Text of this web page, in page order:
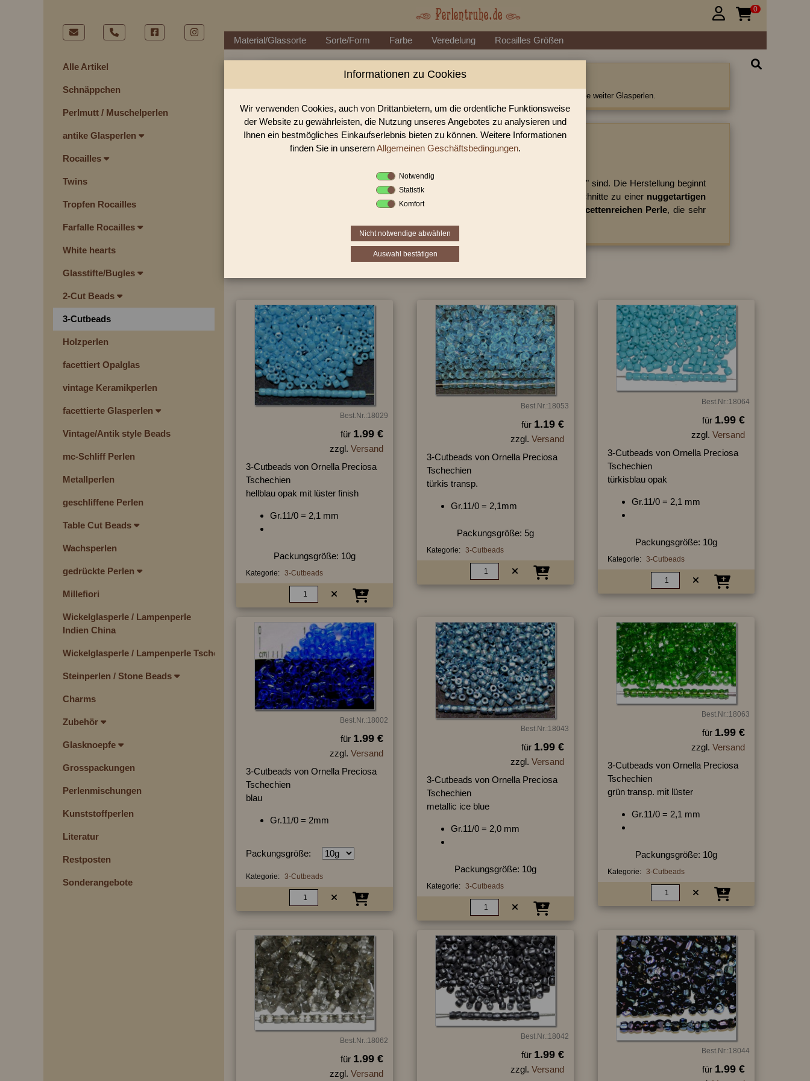
Alle Artikel
Schnäppchen
Perlmutt / Muschelperlen
antike Glasperlen
Rocailles
Twins
Tropfen Rocailles
Farfalle Rocailles
White hearts
Glasstifte/Bugles
2-Cut Beads
3-Cutbeads
Holzperlen
facettiert Opalglas
vintage Keramikperlen
facettierte Glasperlen
Vintage/Antik style Beads
mc-Schliff Perlen
Metallperlen
geschliffene Perlen
Table Cut Beads
Wachsperlen
gedrückte Perlen
Millefiori
Wickelglasperle / Lampenperle
Indien China
Wickelglasperle / Lampenperle Tschechien
Steinperlen / Stone Beads
Charms
Zubehör
Glasknoepfe
Grosspackungen
Perlenmischungen
Kunststoffperlen
Literatur
Restposten
Sonderangebote
 0
Material/Glassorte Sorte/Form Farbe Veredelung Rocailles Größen
Perlen Shop für 3-Cutbeads Perlen
In unserem Perlen Shop finden sie zahlreich 3-Cutbeads Perlen und viele weiter Glasperlen.
Sie befinden sich in folgender Kategorie:
3-Cutbeads
Perlenmit drei Schnitten
" sind. Die Herstellung beginnt
runden Perle. Diese wird eher zufällige Maschinenschnitte zu einer nuggetartigen
verarbeitet. Diese Art der Herstellung macht diese facettenreichen Perle, die sehr
Schmuckstücke entstehen.
Best.Nr.:18029
für 1.99 €
zzgl. Versand
3-Cutbeads von Ornella Preciosa
Tschechien
hellblau opak mit lüster finish
Gr.11/0 = 2,1 mm
Packungsgröße: 10g
Kategorie: 3-Cutbeads
Best.Nr.:18053
für 1.19 €
zzgl. Versand
3-Cutbeads von Ornella Preciosa
Tschechien
türkis transp.
Gr.11/0 = 2,1mm
Packungsgröße: 5g
Kategorie: 3-Cutbeads
Best.Nr.:18064
für 1.99 €
zzgl. Versand
3-Cutbeads von Ornella Preciosa
Tschechien
türkisblau opak
Gr.11/0 = 2,1 mm
Packungsgröße: 10g
Kategorie: 3-Cutbeads
Best.Nr.:18002
für 1.99 €
zzgl. Versand
3-Cutbeads von Ornella Preciosa
Tschechien
blau
Gr.11/0 = 2mm
Packungsgröße:
Kategorie: 3-Cutbeads
Best.Nr.:18043
für 1.99 €
zzgl. Versand
3-Cutbeads von Ornella Preciosa
Tschechien
metallic ice blue
Gr.11/0 = 2,0 mm
Packungsgröße: 10g
Kategorie: 3-Cutbeads
Best.Nr.:18063
für 1.99 €
zzgl. Versand
3-Cutbeads von Ornella Preciosa
Tschechien
grün transp. mit lüster
Gr.11/0 = 2,1 mm
Packungsgröße: 10g
Kategorie: 3-Cutbeads
Best.Nr.:18062
für 1.99 €
zzgl. Versand
Best.Nr.:18042
für 1.99 €
zzgl. Versand
Best.Nr.:18044
für 1.99 €
Informationen zu Cookies
Wir verwenden Cookies, auch von Drittanbietern, um die ordentliche Funktionsweise
der Website zu gewährleisten, die Nutzung unseres Angebotes zu analysieren und
Ihnen ein bestmögliches Einkaufserlebnis bieten zu können. Weitere Informationen
finden Sie in unserernAllgemeinen Geschäftsbedingungen.
Notwendig
Statistik
Komfort
Nicht notwendige abwählen
Auswahl bestätigen